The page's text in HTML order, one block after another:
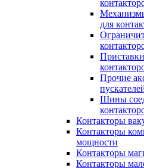
для
Прочие
Шины
Контакторы
Контакторы
мощности
Контакторы
Контакторы